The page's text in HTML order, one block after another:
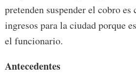
pretenden suspender el cobro es
ingresos para la ciudad porque
el funcionario.
Antecedentes